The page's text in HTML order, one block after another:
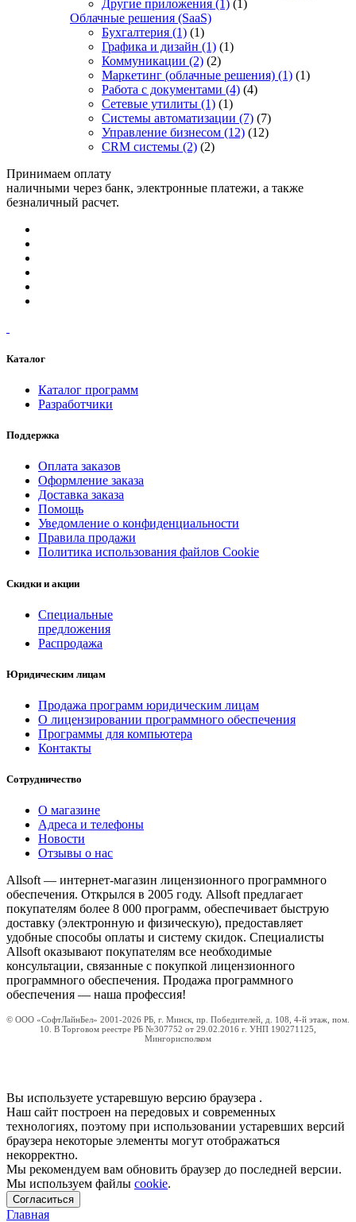
Другие приложения (1) (1)
Облачные решения (SaaS)
Бухгалтерия (1) (1)
Графика и дизайн (1) (1)
Коммуникации (2) (2)
Маркетинг (облачные решения) (1) (1)
Работа с документами (4) (4)
Сетевые утилиты (1) (1)
Системы автоматизации (7) (7)
Управление бизнесом (12) (12)
CRM системы (2) (2)
Принимаем оплату
наличными через банк, электронные платежи, а также
безналичный расчет.
Каталог
Каталог программ
Разработчики
Поддержка
Оплата заказов
Оформление заказа
Доставка заказа
Помощь
Уведомление о конфиденциальности
Правила продажи
Политика использования файлов Cookie
Скидки и акции
Специальные
предложения
Распродажа
Юридическим лицам
Продажа программ юридическим лицам
О лицензировании программного обеспечения
Программы для компьютера
Контакты
Сотрудничество
О магазине
Адреса и телефоны
Новости
Отзывы о нас
Allsoft — интернет-магазин лицензионного программного
обеспечения. Открылся в 2005 году. Allsoft предлагает
покупателям более 8 000 программ, обеспечивает быструю
доставку (электронную и физическую), предоставляет
удобные способы оплаты и систему скидок. Специалисты
Allsoft оказывают покупателям все необходимые
консультации, связанные с покупкой лицензионного
программного обеспечения. Продажа программного
обеспечения — наша профессия!
© ООО «СофтЛайнБел» 2001-2026 РБ, г. Минск, пр. Победителей, д. 108, 4-й этаж, пом.
10. В Торговом реестре РБ №307752 от 29.02.2016 г. УНП 190271125,
Мингорисполком
Вы используете устаревшую версию браузера .
Наш сайт построен на передовых и современных
технологиях, поэтому при использовании устаревших версий
браузера некоторые элементы могут отображаться
некорректно.
Мы рекомендуем вам обновить браузер до последней версии.
Мы используем файлы cookie.
Согласиться
Главная